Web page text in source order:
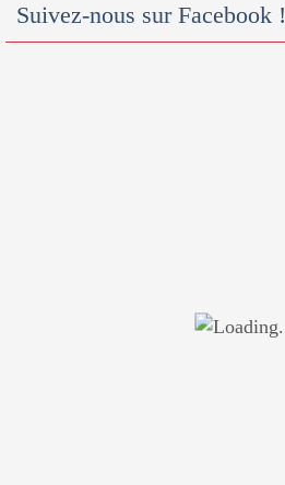
Suivez-nous sur Facebook !